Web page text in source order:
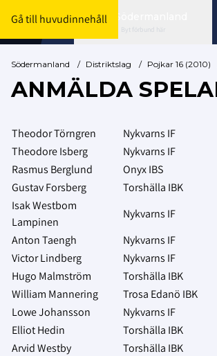
Gå till huvudinnehåll
Byt förbund här
Södermanland / Distriktslag / Pojkar 16 (2010)
ANMÄLDA
Theodor Törngren
Nykvarns IF
Theodore Isberg
Nykvarns IF
Rasmus Berglund
Onyx IBS
Gustav Forsberg
Torshälla IBK
Isak Westbom
Lampinen
Nykvarns IF
Anton Taengh
Nykvarns IF
Victor Lindberg
Nykvarns IF
Hugo Malmström
Torshälla IBK
William Mannering
Trosa Edanö IBK
Lowe Johansson
Nykvarns IF
Elliot Hedin
Torshälla IBK
Arvid Westby
Torshälla IBK